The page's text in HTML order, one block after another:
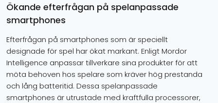
Ökande efterfrågan på spelanpassade
smartphones
Efterfrågan på smartphones som är speciellt
designade för spel har ökat markant. Enligt Mordor
Intelligence anpassar tillverkare sina produkter för att
möta behoven hos spelare som kräver hög prestanda
och lång batteritid. Dessa spelanpassade
smartphones är utrustade med kraftfulla processorer,